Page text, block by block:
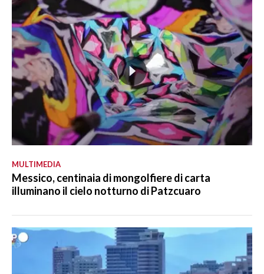
MULTIMEDIA
Messico, centinaia di mongolfiere di carta
illuminano il cielo notturno di Patzcuaro